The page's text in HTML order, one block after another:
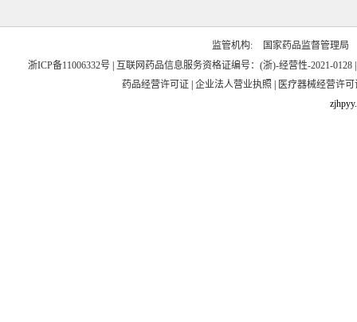
监管机构:
国家药品监督管理局
浙ICP备11006332号
互联网药品信息服务资格证编号：(浙)-经营性-2021-0128
药品经营许可证
企业法人营业执照
医疗器械经营许可